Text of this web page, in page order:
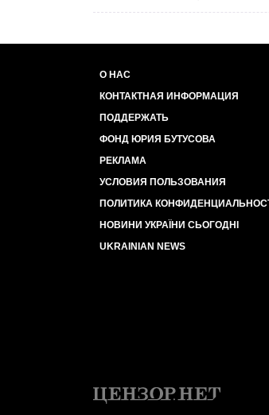
О НАС
КОНТАКТНАЯ ИНФОРМАЦИЯ
ПОДДЕРЖАТЬ
ФОНД ЮРИЯ БУТУСОВА
РЕКЛАМА
УСЛОВИЯ ПОЛЬЗОВАНИЯ
ПОЛИТИКА
НОВИНИ УКРАЇНИ СЬОГОДНІ
UKRAINIAN NEWS